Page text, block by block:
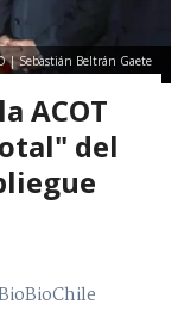
| Sebastián Beltrán Gaete
ACOT
del